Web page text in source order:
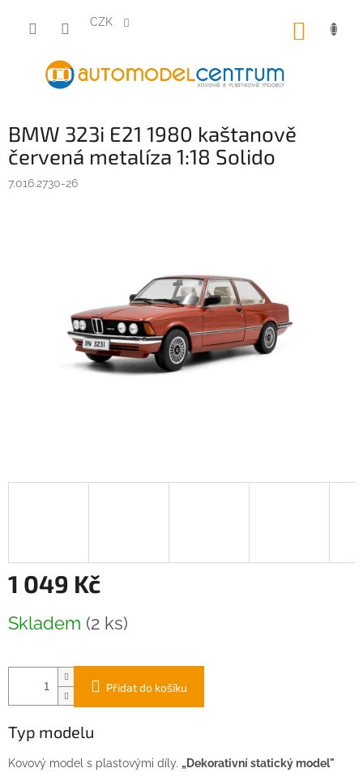
obsah
CZK
BMW 323i E21 1980 kaštanově
červená metalíza 1:18 Solido
7.016.2730-26
1 049 Kč
cena:
Skladem (2 ks)
Přidat do košíku
Typ modelu
Kovový model s plastovými díly. „Dekorativní statický model"